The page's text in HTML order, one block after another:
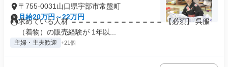
〒755-0031山口県宇部市常盤町
月給20万円～22万円
求めている人材 ＝＝＝＝＝＝＝＝＝＝＝＝＝ 【必須】 呉服
（着物）の販売経験が 1年以...
主婦・主夫歓迎 +21個